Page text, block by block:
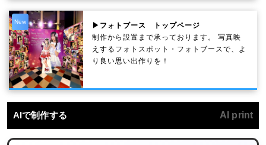
New
▶フォトブース トップページ
制作から設置まで承っております。 写真映
えするフォトスポット・フォトブースで、よ
り良い思い出作りを！
AIで制作する AI print